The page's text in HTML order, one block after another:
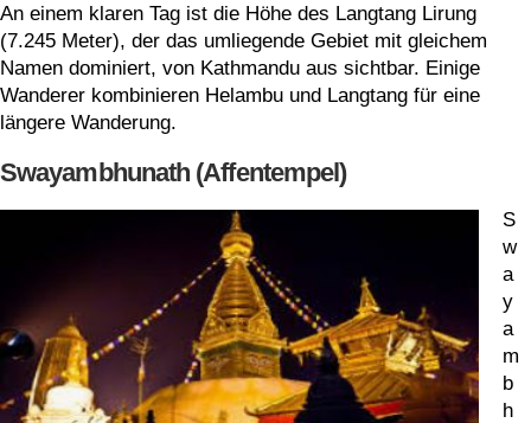
An einem klaren Tag ist die Höhe des Langtang Lirung
(7.245 Meter), der das umliegende Gebiet mit gleichem
Namen dominiert, von Kathmandu aus sichtbar. Einige
Wanderer kombinieren Helambu und Langtang für eine
längere Wanderung.
Swayambhunath (Affentempel)
S
w
a
y
a
m
b
h